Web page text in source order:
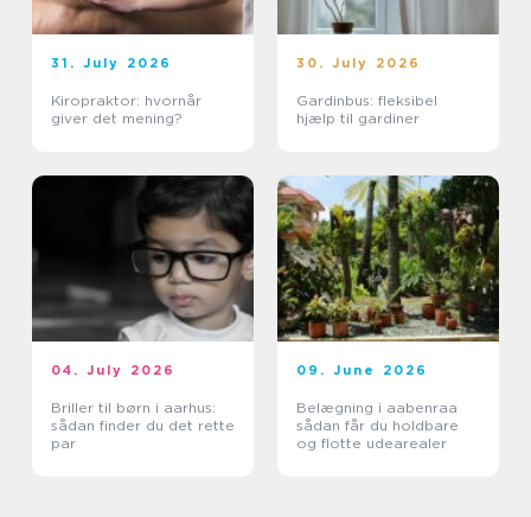
31. July 2026
Kiropraktor: hvornår
giver det mening?
30. July 2026
Gardinbus: fleksibel
hjælp til gardiner
04. July 2026
Briller til børn i aarhus:
sådan finder du det rette
par
09. June 2026
Belægning i aabenraa
sådan får du holdbare
og flotte udearealer